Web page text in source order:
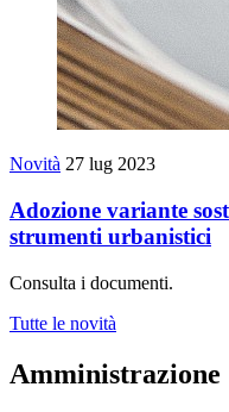
Novità 27 lug 2023
Adozione variante
strumenti urbanistici
Consulta i documenti.
Tutte le novità
Amministrazione